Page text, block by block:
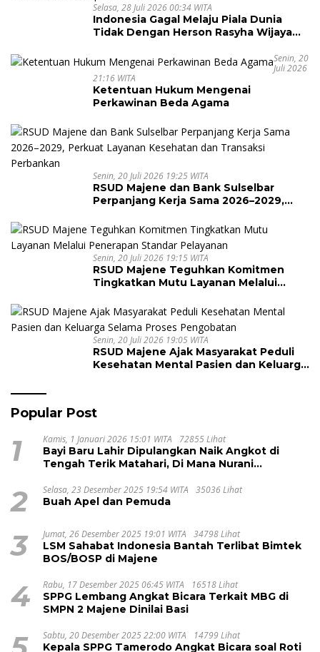
Selasa, 28 Juli 2026 00:34 WITA
Indonesia Gagal Melaju Piala Dunia
Tidak Dengan Herson Rasyha Wijaya
Arithmetic International Competition
Senin, 20
Juli 2026
21:16 WITA
Ketentuan Hukum Mengenai
Perkawinan Beda Agama
Senin, 20 Juli 2026 19:25 WITA
RSUD Majene dan Bank Sulselbar
Perpanjang Kerja Sama 2026–2029,
Transaksi Perbankan
Senin, 20 Juli 2026 19:15 WITA
RSUD Majene Teguhkan Komitmen
Tingkatkan Mutu Layanan Melalui
Senin, 20 Juli 2026 19:05 WITA
RSUD Majene Ajak Masyarakat Peduli
Kesehatan Mental Pasien dan Keluarga
Popular Post
1 Kamis, 1 Januari 2026 15:01 WITA 72855 Lihat
Bayi Baru Lahir Dipulangkan Naik Angkot di
Tengah Terik Matahari, Di Mana Nurani
2 Selasa, 23 Desember 2025 19:54 WITA 35036 Lihat
Buah Apel dan Pemuda
3 Jumat, 26 Desember 2025 19:01 WITA 34798 Lihat
LSM Sahabat Indonesia Bantah Terlibat Bimtek
BOS/BOSP di Majene
4 Rabu, 17 Desember 2025 06:45 WITA 16518 Lihat
SPPG Lembang Angkat Bicara Terkait MBG di
SMPN 2 Majene Dinilai Basi
Sabtu, 20 Desember 2025 22:00 WITA 14799 Lihat
Kepala SPPG Tamerodo Angkat Bicara soal Roti